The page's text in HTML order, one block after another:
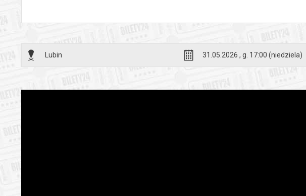
Lubin 31.05.2026 , g. 17:00 (niedziela)